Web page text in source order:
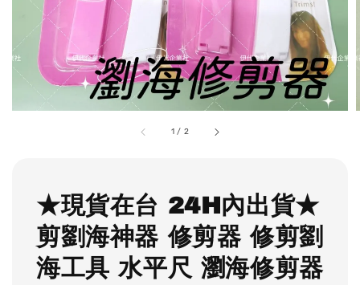
1 / 2
★現貨在台 24H內出貨★
剪劉海神器 修剪器 修剪劉
海工具 水平尺 瀏海修剪器